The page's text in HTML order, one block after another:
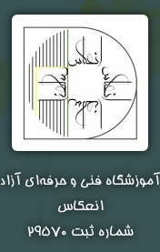
آموزشگاه فنی و حرفه‌ای آزاد
انعکاس
شماره ثبت ۲۹۵۷۰